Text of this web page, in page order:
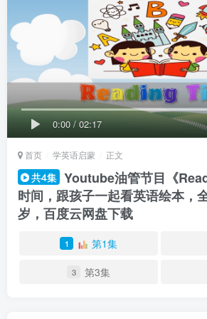
0:00/ 02:17
首页 学英语启蒙 正文
共4集 Youtube油管节目《
时间，跟孩子一起看英语绘本，
岁，百度云网盘下载
1 第1集
3 第3集